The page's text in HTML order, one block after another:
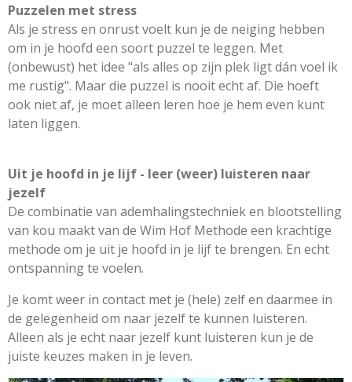
Puzzelen met stress
Als je stress en onrust voelt kun je de neiging hebben
om in je hoofd een soort puzzel te leggen. Met
(onbewust) het idee "als alles op zijn plek ligt dán voel ik
me rustig". Maar die puzzel is nooit echt af. Die hoeft
ook niet af, je moet alleen leren hoe je hem even kunt
laten liggen.
Uit je hoofd in je lijf - leer (weer) luisteren naar
jezelf
De combinatie van ademhalingstechniek en blootstelling
van kou maakt van de Wim Hof Methode een krachtige
methode om je uit je hoofd in je lijf te brengen. En echt
ontspanning te voelen.
Je komt weer in contact met je (hele) zelf en daarmee in
de gelegenheid om naar jezelf te kunnen luisteren.
Alleen als je echt naar jezelf kunt luisteren kun je de
juiste keuzes maken in je leven.